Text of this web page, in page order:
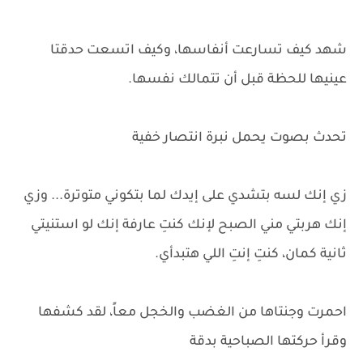
شهد كيف تسارعت أنفاسها، وكيف اتسعت حدقتا
عينيها للحظة قبل أن تتمالك نفسها.
تحدث بصوت يحمل نبرة انتصار خفية
زي إنك لسه بتشدي على إيدك لما بتكوني متوترة... وزي
إنك هربتي مني الصبح لإنك كنتِ عارفة إنك لو استنيتي
ثانية كمان، كنتِ إنتِ اللي هتبدأي.
احمرت وجنتاها من الغضب والخجل معاً، لقد كشفها
وقرأ حركتها الصباحية بدقة